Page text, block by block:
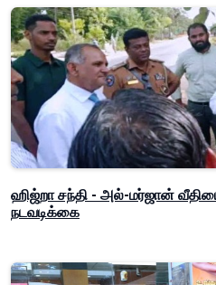
ஹிஜ்றா சந்தி - அல்-மர்ஜான்
நடவடிக்கை